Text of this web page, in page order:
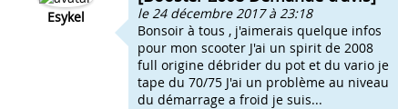
Esykel
le 24 décembre 2017 à 23:18
Bonsoir à tous , j'aimerais quelque infos
pour mon scooter J'ai un spirit de 2008
full origine débrider du pot et du vario je
tape du 70/75 J'ai un problème au niveau
du démarrage a froid je suis...